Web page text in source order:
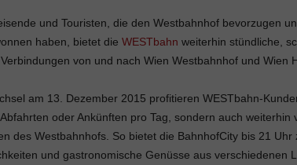
und Touristen, die den Westbahnhof bevorzugen
haben, bietet die WESTbahn weiterhin stündliche,
von und nach Wien Westbahnhof und Wien
am 13. Dezember 2015 profitieren WESTbahn-
oder Ankünften pro Tag, sondern auch weiterhin
des Westbahnhofs. So bietet die BahnhofCity bis 21 Uhr
und gastronomische Genüsse aus verschiedenen